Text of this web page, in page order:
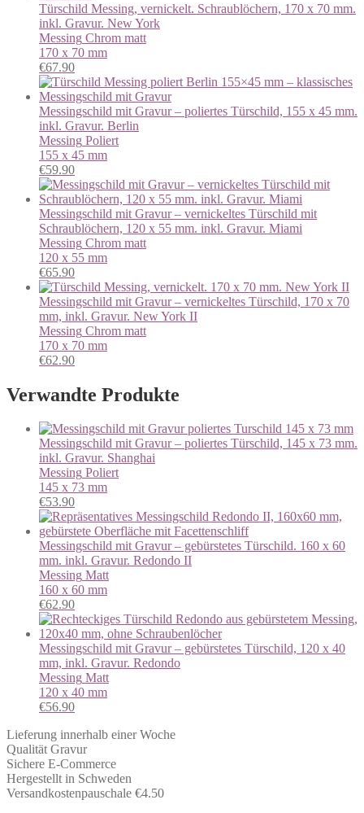
Türschild Messing, vernickelt. Schraublöchern, 170 x 70 mm.
inkl. Gravur. New York
Messing Chrom matt
170 x 70 mm
€67.90
Messingschild mit Gravur – poliertes Türschild, 155 x 45 mm.
inkl. Gravur. Berlin
Messing Poliert
155 x 45 mm
€59.90
Messingschild mit Gravur – vernickeltes Türschild mit
Schraublöchern, 120 x 55 mm. inkl. Gravur. Miami
Messing Chrom matt
120 x 55 mm
€65.90
Messingschild mit Gravur – vernickeltes Türschild, 170 x 70
mm, inkl. Gravur. New York II
Messing Chrom matt
170 x 70 mm
€62.90
Verwandte Produkte
Messingschild mit Gravur – poliertes Türschild, 145 x 73 mm.
inkl. Gravur. Shanghai
Messing Poliert
145 x 73 mm
€53.90
Messingschild mit Gravur – gebürstetes Türschild. 160 x 60
mm. inkl. Gravur. Redondo II
Messing Matt
160 x 60 mm
€62.90
Messingschild mit Gravur – gebürstetes Türschild, 120 x 40
mm, inkl. Gravur. Redondo
Messing Matt
120 x 40 mm
€56.90
Lieferung innerhalb einer Woche
Qualität Gravur
Sichere E-Commerce
Hergestellt in Schweden
Versandkostenpauschale €4.50